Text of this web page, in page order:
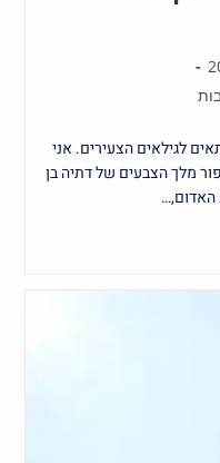
לגילאים הצעירים. אני
מלך הצבעים של דתיה בן
האדום,…